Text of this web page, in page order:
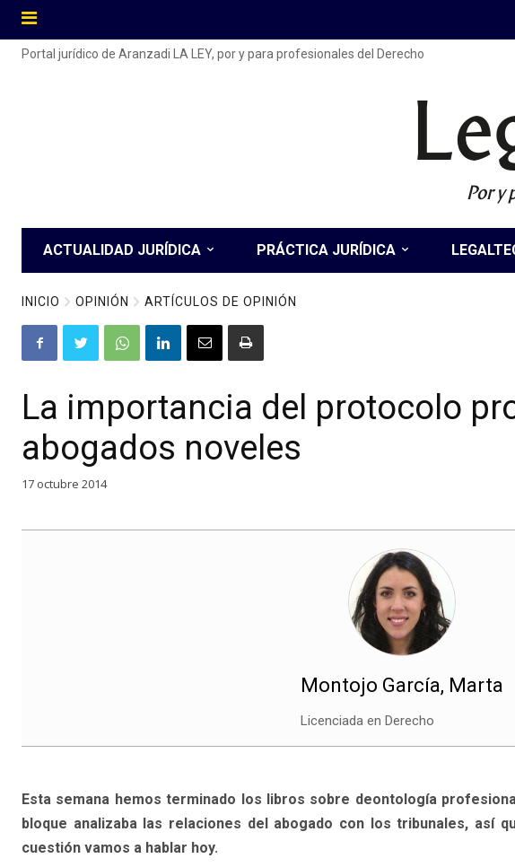
Portal jurídico de Aranzadi LA LEY, por y para profesionales del Derecho
Por y
ACTUALIDAD JURÍDICA PRÁCTICA JURÍDICA
INICIO OPINIÓN ARTÍCULOS DE OPINIÓN
La importancia del protocolo
abogados noveles
17 octubre 2014
Montojo García, Marta
Licenciada en Derecho
Esta semana hemos terminado los libros sobre deontología
bloque analizaba las relaciones del abogado con los tribunales, así
cuestión vamos a hablar hoy.